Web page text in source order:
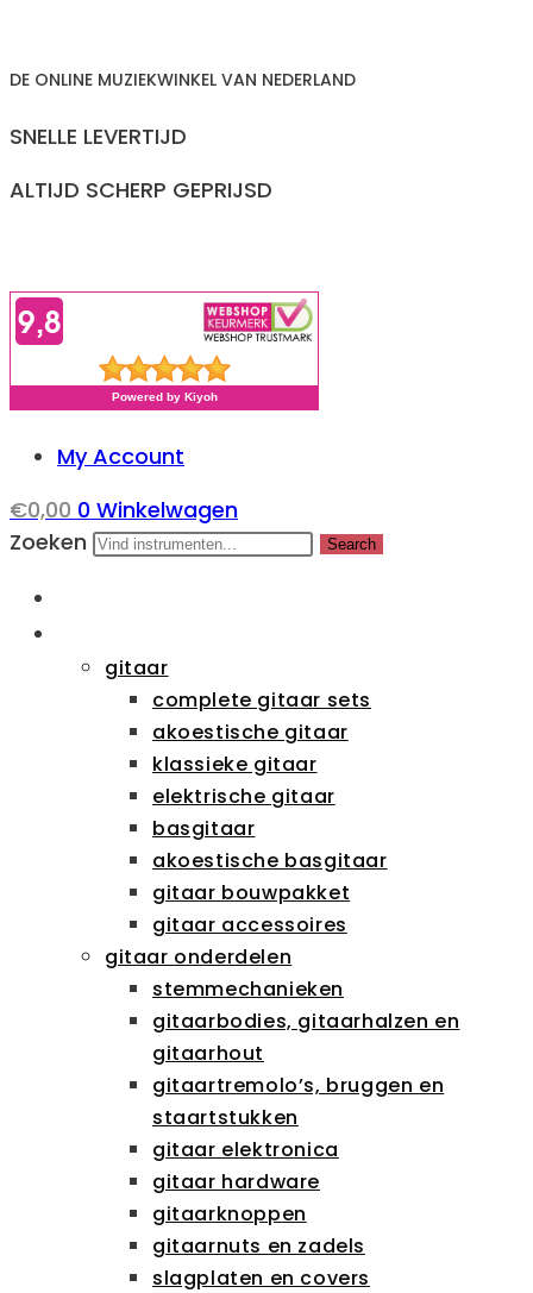
inhoud
DE ONLINE MUZIEKWINKEL VAN NEDERLAND
SNELLE LEVERTIJD
ALTIJD SCHERP GEPRIJSD
My Account
€0,00 0 Winkelwagen
Zoeken
Search
gitaar
complete gitaar sets
akoestische gitaar
klassieke gitaar
elektrische gitaar
basgitaar
akoestische basgitaar
gitaar bouwpakket
gitaar accessoires
gitaar onderdelen
stemmechanieken
gitaarbodies, gitaarhalzen en
gitaarhout
gitaartremolo’s, bruggen en
staartstukken
gitaar elektronica
gitaar hardware
gitaarknoppen
gitaarnuts en zadels
slagplaten en covers